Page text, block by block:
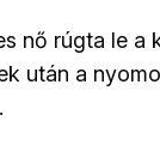
nő rúgta le a
után a